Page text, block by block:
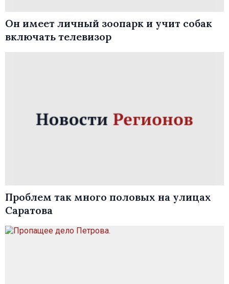
Он имеет личный зоопарк и учит собак
включать телевизор
Проблем так много половых на улицах
Саратова